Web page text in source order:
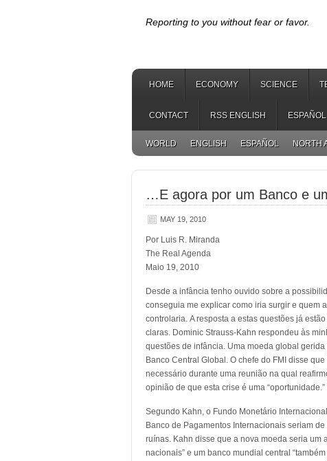
Reporting to you without fear or favor.
HOME ECONOMY SCIENCE
CONTACT RSS ENGLISH ESPAÑOL
WORLD ENGLISH ESPAÑOL NORTH
…E agora por um Banco e
MAY 19, 2010
Por Luis R. Miranda
The Real Agenda
Maio 19, 2010
Desde a infância tenho ouvido sobre a
conseguia me explicar como iria surgir e quem a
controlaria. A resposta a estas questões já estão
claras. Dominic Strauss-Kahn respondeu às
questões de infância. Uma moeda global gerida
Banco Central Global. O chefe do FMI disse que
necessário durante uma reunião na qual
opinião de que esta crise é uma “oportunidade.”
Segundo Kahn, o Fundo Monetário
Banco de Pagamentos Internacionais seriam
ruínas. Kahn disse que a nova moeda seria um
nacionais” e um banco mundial central